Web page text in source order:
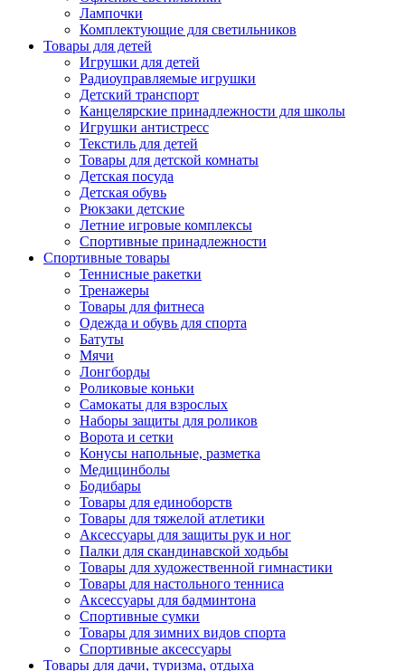
Лампочки
Комплектующие для светильников
Товары для детей
Игрушки для детей
Радиоуправляемые игрушки
Детский транспорт
Канцелярские принадлежности для школы
Игрушки антистресс
Текстиль для детей
Товары для детской комнаты
Детская посуда
Детская обувь
Рюкзаки детские
Летние игровые комплексы
Спортивные принадлежности
Спортивные товары
Теннисные ракетки
Тренажеры
Товары для фитнеса
Одежда и обувь для спорта
Батуты
Мячи
Лонгборды
Роликовые коньки
Самокаты для взрослых
Наборы защиты для роликов
Ворота и сетки
Конусы напольные, разметка
Медицинболы
Бодибары
Товары для единоборств
Товары для тяжелой атлетики
Аксессуары для защиты рук и ног
Палки для скандинавской ходьбы
Товары для художественной гимнастики
Товары для настольного тенниса
Аксессуары для бадминтона
Спортивные сумки
Товары для зимних видов спорта
Спортивные аксессуары
Товары для дачи, туризма, отдыха